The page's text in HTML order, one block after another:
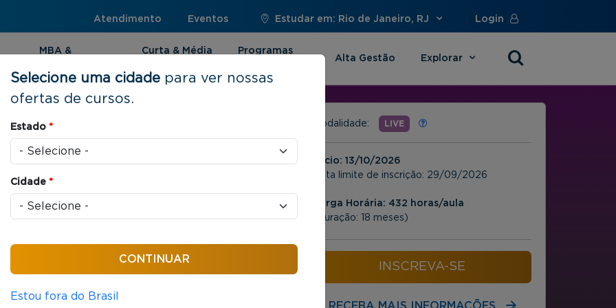
Atendimento Eventos Estudar em: Rio de Janeiro, RJ Login
MBA &
Curta & Média
Programas
Alta Gestão Explorar
Modalidade: LIVE
Início: 13/10/2026
Data limite de inscrição: 29/09/2026
Carga Horária: 432 horas/aula
(Duração: 18 meses)
INSCREVA-SE
RECEBA MAIS INFORMAÇÕES
de Dados & Tomada de Decisão em Negócios
/ aula
Análise de Dados
em Negócios
Selecione uma cidade para ver nossas
ofertas de cursos.
Estado *
Cidade *
Estou fora do Brasil